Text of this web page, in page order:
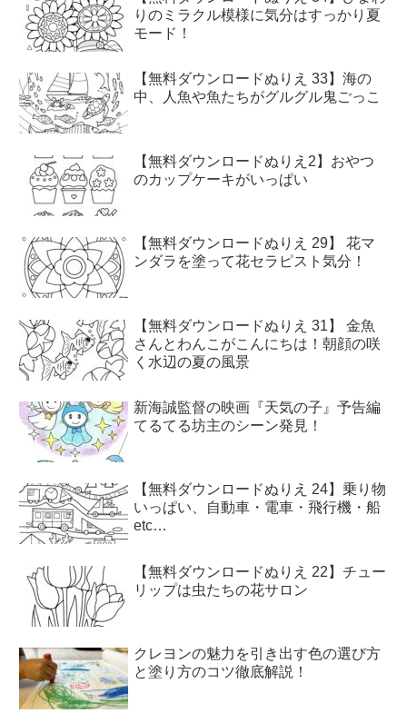
りのミラクル模様に気分はすっかり夏
モード！
【無料ダウンロードぬりえ 33】海の
中、人魚や魚たちがグルグル鬼ごっこ
【無料ダウンロードぬりえ2】おやつ
のカップケーキがいっぱい
【無料ダウンロードぬりえ 29】 花マ
ンダラを塗って花セラピスト気分！
【無料ダウンロードぬりえ 31】 金魚
さんとわんこがこんにちは！朝顔の咲
く水辺の夏の風景
新海誠監督の映画『天気の子』予告編
てるてる坊主のシーン発見！
【無料ダウンロードぬりえ 24】乗り物
いっぱい、自動車・電車・飛行機・船
etc…
【無料ダウンロードぬりえ 22】チュー
リップは虫たちの花サロン
クレヨンの魅力を引き出す色の選び方
と塗り方のコツ徹底解説！